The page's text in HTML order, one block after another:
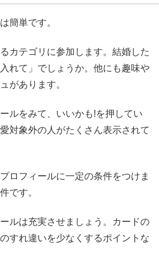
簡単です。
カテゴリに参加します。結婚した
れて」でしょうか。他にも趣味や
があります。
ルをみて、いいかも!を押してい
対象外の人がたくさん表示されて
ロフィールに一定の条件をつけま
です。
ルは充実させましょう。カードの
すれ違いを少なくするポイントな